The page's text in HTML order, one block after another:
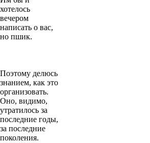
хотелось
вечером
написать о вас,
но пшик.
Поэтому делюсь
знанием, как это
организовать.
Оно, видимо,
утратилось за
последние годы,
за последние
поколения.